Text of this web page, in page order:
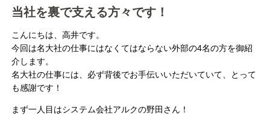
当社を裏で支える方々です！
こんにちは、高井です。
今回は名大社の仕事にはなくてはならない外部の4名の方を御紹
介します。
名大社の仕事には、必ず背後でお手伝いいただいていて、とって
も感謝です！
まず一人目はシステム会社アルクの野田さん！